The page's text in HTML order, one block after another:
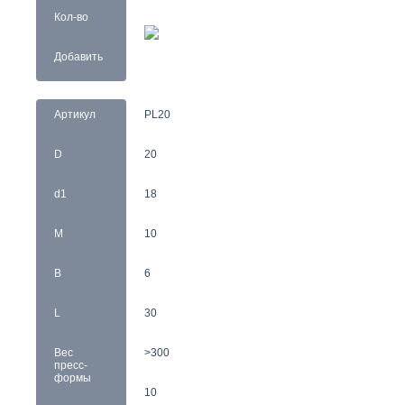
Кол-во
Добавить
Артикул
D
d1
M
B
L
Вес
пресс-
формы
PL20
20
18
10
6
30
>300
10